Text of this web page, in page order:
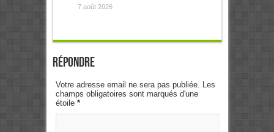
7 août 2026
Répondre
Votre adresse email ne sera pas publiée. Les
champs obligatoires sont marqués d'une
étoile *